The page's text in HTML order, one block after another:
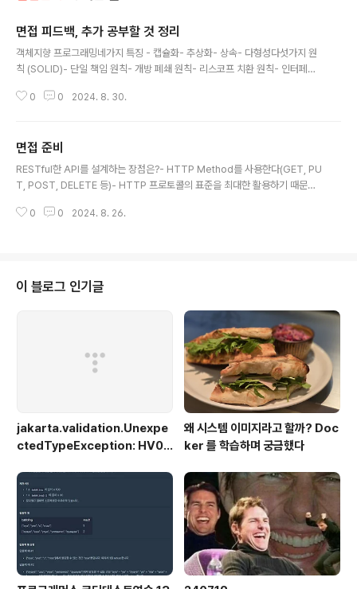
면접 피드백, 추가 공부할 것 정리
객체지향 프로그래밍네가지 특징 - 캡슐화- 추상화- 상속- 다형성다섯가지 원
칙 (SOLID)- 단일 책임 원칙- 개방 폐쇄 원칙- 리스코프 치환 원칙- 인터페이
당하는 자원을 표현하고메소드로는 행동을 표현한다협업, 클라이언트의 입장에
변성 RDBMS, NoSQL+차이점 정리+장단점 정리 이번 과정 목표 한번씩 정
리할것Java 코드가 실행되는 과정을 설명할 수 있다JVM 구조를 정리할 수 있
다코드와 메모리를 연관 지어 설명할 수 있다스트림의 이해와 스트림의 사용법
0 0 2024. 8. 30.
면접 준비
RESTful한 API를 설계하는 장점은?- HTTP Method를 사용한다(GET, PU
T, POST, DELETE 등)- HTTP 프로토콜의 표준을 최대한 활용하기 때문에
server가 client의 상태를 유지하고 있지 않기 때문에 응답과 요청이 독립적
체이기 때문에 데이터가 변경되지 않는다는 것이 보장되어야 한다, 이러한 경우
에 Setter의 사용은 굉장히 위험하다 No..
0 0 2024. 8. 26.
이 블로그 인기글
jakarta.validation.Unexpe
ctedTypeException: HV00
e found for constraint 'jak
arta.validation.constraint
s.NotBlank' validating typ
e 'java.lang.Long'. Check c
onfiguration for error
왜 시스템 이미지라고 할까? Doc
ker 를 학습하며 궁금했다